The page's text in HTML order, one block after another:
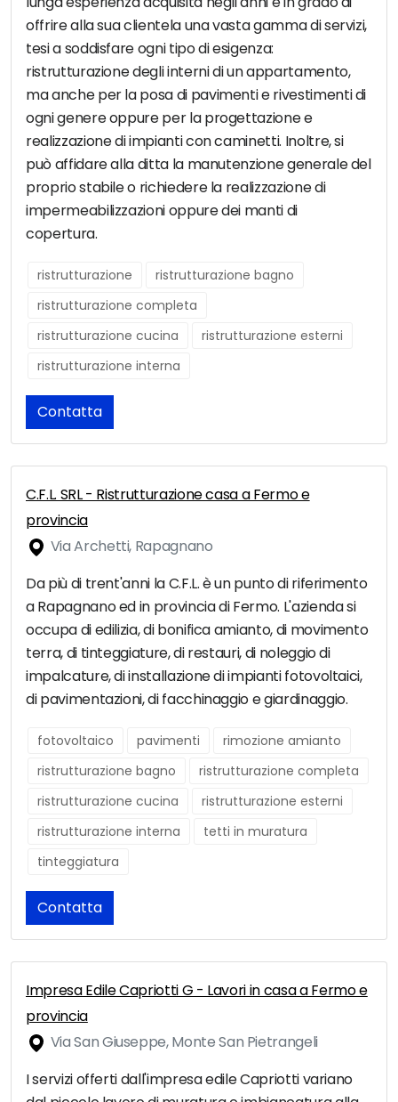
offrire alla sua clientela una vasta gamma di servizi,
tesi a soddisfare ogni tipo di esigenza:
ristrutturazione degli interni di un appartamento,
ma anche per la posa di pavimenti e rivestimenti di
ogni genere oppure per la progettazione e
realizzazione di impianti con caminetti. Inoltre, si
può affidare alla ditta la manutenzione generale del
proprio stabile o richiedere la realizzazione di
impermeabilizzazioni oppure dei manti di
copertura.
ristrutturazione
ristrutturazione bagno
ristrutturazione completa
ristrutturazione cucina
ristrutturazione esterni
ristrutturazione interna
Contatta
C.F.L. SRL - Ristrutturazione casa a Fermo e
provincia
Via Archetti, Rapagnano
Da più di trent'anni la C.F.L. è un punto di riferimento
a Rapagnano ed in provincia di Fermo. L'azienda si
occupa di edilizia, di bonifica amianto, di movimento
terra, di tinteggiature, di restauri, di noleggio di
impalcature, di installazione di impianti fotovoltaici,
di pavimentazioni, di facchinaggio e giardinaggio.
fotovoltaico pavimenti
rimozione amianto
ristrutturazione bagno
ristrutturazione completa
ristrutturazione cucina
ristrutturazione esterni
ristrutturazione interna
tetti in muratura
tinteggiatura
Contatta
Impresa Edile Capriotti G - Lavori in casa a Fermo e
provincia
Via San Giuseppe, Monte San Pietrangeli
I servizi offerti dall'impresa edile Capriotti variano